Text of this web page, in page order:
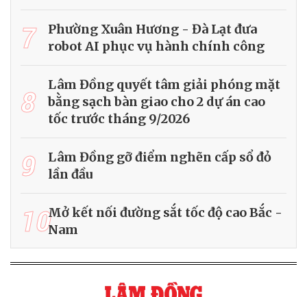
7
Phường Xuân Hương - Đà Lạt đưa
robot AI phục vụ hành chính công
8
Lâm Đồng quyết tâm giải phóng mặt
bằng sạch bàn giao cho 2 dự án cao
tốc trước tháng 9/2026
9
Lâm Đồng gỡ điểm nghẽn cấp sổ đỏ
lần đầu
10Mở kết nối đường sắt tốc độ cao Bắc -
Nam